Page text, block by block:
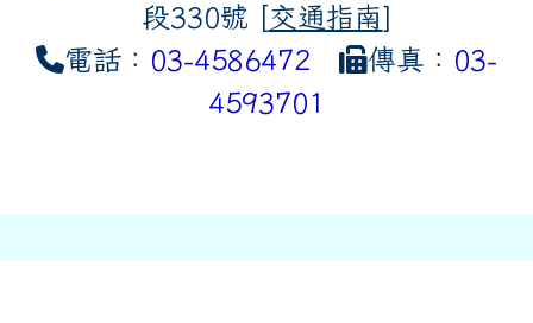
段330號 [交通指南]
電話： 03-4586472 傳真： 03-
4593701